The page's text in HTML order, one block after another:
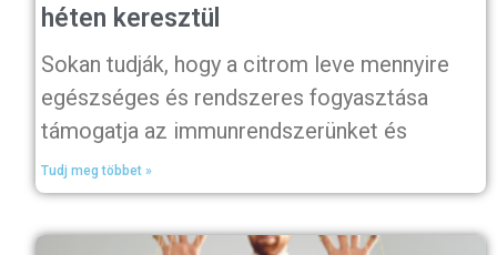
héten keresztül
Sokan tudják, hogy a citrom leve mennyire
egészséges és rendszeres fogyasztása
támogatja az immunrendszerünket és
Tudj meg többet »